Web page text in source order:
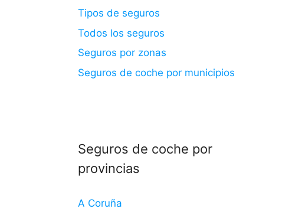
Tipos de seguros
Todos los seguros
Seguros por zonas
Seguros de coche por municipios
Seguros de coche por
provincias
A Coruña